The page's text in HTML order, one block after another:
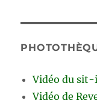
Vidéo du sit-
Vidéo de